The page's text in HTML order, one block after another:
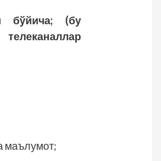
бўйича; (бу
маълумот;